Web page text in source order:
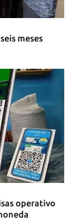
meses
operativo